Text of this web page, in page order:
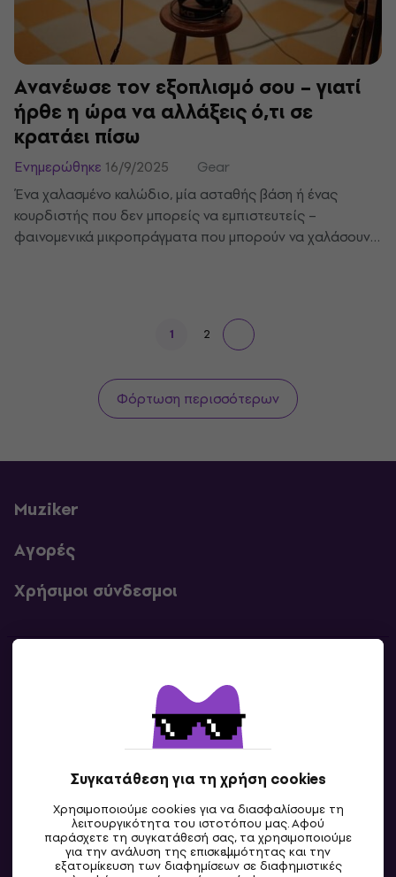
Συγκατάθεση για τη χρήση cookies
Χρησιμοποιούμε cookies για να διασφαλίσουμε τη
λειτουργικότητα του ιστοτόπου μας. Αφού
παράσχετε τη συγκατάθεσή σας, τα χρησιμοποιούμε
για την ανάλυση της επισκεψιμότητας και την
εξατομίκευση των διαφημίσεων σε διαφημιστικές
Ανανέωσε τον εξοπλισμό σου – γιατί
ήρθε η ώρα να αλλάξεις ό,τι σε
κρατάει πίσω
Ενημερώθηκε 16/9/2025
Gear
Ένα χαλασμένο καλώδιο, μία ασταθής βάση ή ένας
κουρδιστής που δεν μπορείς να εμπιστευτείς –
φαινομενικά μικροπράγματα που μπορούν να χαλάσουν
1 2
Φόρτωση περισσότερων
Muziker
Αγορές
Χρήσιμοι σύνδεσμοι
Επικοινωνία